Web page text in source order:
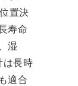
置決
寿命
湿
は長時
適合